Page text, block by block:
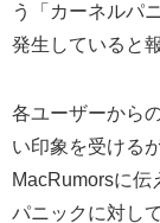
う「カーネルパ
発生していると
各ユーザーから
い印象を受ける
MacRumorsに伝
パニックに対し